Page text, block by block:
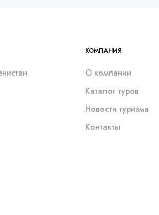
КОМПАНИЯ
О компании
Каталог туров
Новости туризма
Контакты